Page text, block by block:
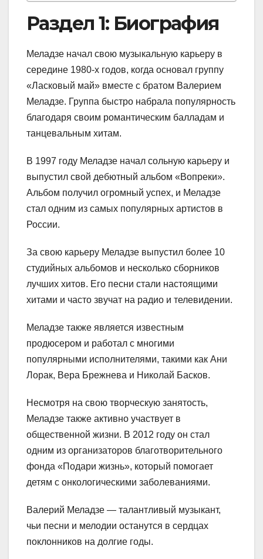
Раздел 1: Биография
Меладзе начал свою музыкальную карьеру в
середине 1980-х годов, когда основал группу
«Ласковый май» вместе с братом Валерием
Меладзе. Группа быстро набрала популярность
благодаря своим романтическим балладам и
танцевальным хитам.
В 1997 году Меладзе начал сольную карьеру и
выпустил свой дебютный альбом «Вопреки».
Альбом получил огромный успех, и Меладзе
стал одним из самых популярных артистов в
России.
За свою карьеру Меладзе выпустил более 10
студийных альбомов и несколько сборников
лучших хитов. Его песни стали настоящими
хитами и часто звучат на радио и телевидении.
Меладзе также является известным
продюсером и работал с многими
популярными исполнителями, такими как Ани
Лорак, Вера Брежнева и Николай Басков.
Несмотря на свою творческую занятость,
Меладзе также активно участвует в
общественной жизни. В 2012 году он стал
одним из организаторов благотворительного
фонда «Подари жизнь», который помогает
детям с онкологическими заболеваниями.
Валерий Меладзе — талантливый музыкант,
чьи песни и мелодии останутся в сердцах
поклонников на долгие годы.